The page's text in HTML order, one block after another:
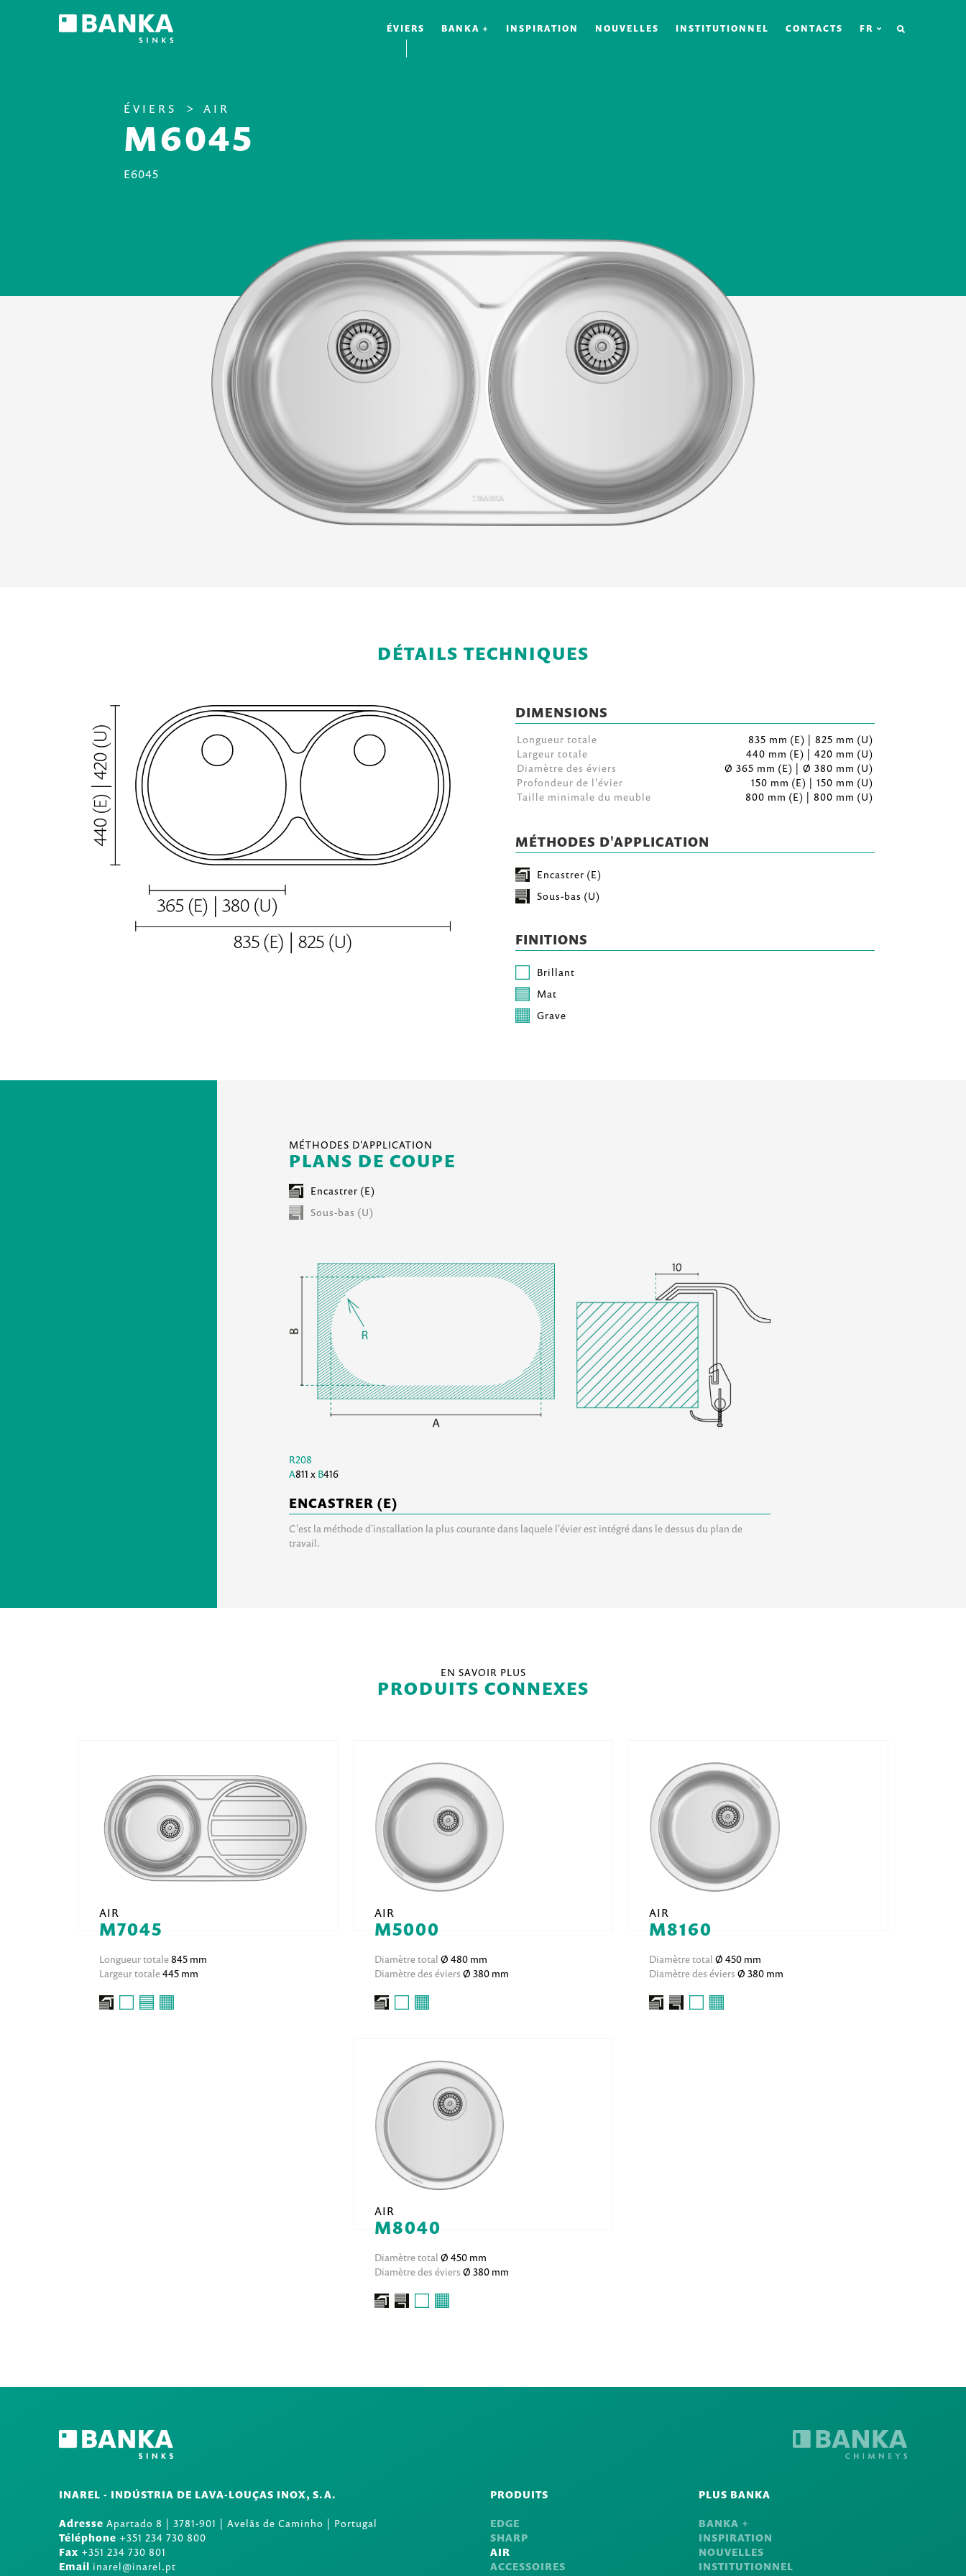
ÉVIERS BANKA + INSPIRATION NOUVELLES INSTITUTIONNEL CONTACTS FR
ÉVIERS AIR
M6045
E6045
DÉTAILS TECHNIQUES
DIMENSIONS
Longueur totale
835 mm (E) | 825 mm (U)
Largeur totale
440 mm (E) | 420 mm (U)
Diamètre des éviers
Ø 365 mm (E) | Ø 380 mm (U)
Profondeur de l'évier
150 mm (E) | 150 mm (U)
Taille minimale du meuble
800 mm (E) | 800 mm (U)
MÉTHODES D'APPLICATION
Encastrer (E)
Sous-bas (U)
FINITIONS
Brillant
Mat
Grave
MÉTHODES D'APPLICATION
PLANS DE COUPE
Encastrer (E)
Sous-bas (U)
R208
A811 x B416
ENCASTRER (E)
C'est la méthode d'installation la plus courante dans laquele l'évier est intégré dans le dessus du plan de
travail.
EN SAVOIR PLUS
PRODUITS CONNEXES
AIR
M7045
Longueur totale845 mm
Largeur totale445 mm
AIR
M5000
Diamètre total Ø 480 mm
Diamètre des éviers Ø 380 mm
AIR
M8160
Diamètre totalØ 450 mm
Diamètre des éviersØ 380 mm
AIR
M8040
Diamètre total Ø 450 mm
Diamètre des éviers Ø 380 mm
INAREL - INDÚSTRIA DE LAVA-LOUÇAS INOX, S.A.
Adresse Apartado 8 3781-901
Avelãs de Caminho | Portugal
Téléphone +351 234 730 800
Fax +351 234 730 801
Email inarel@inarel.pt
PRODUITS
EDGE
SHARP
AIR
ACCESSOIRES
PLUS BANKA
BANKA +
INSPIRATION
NOUVELLES
INSTITUTIONNEL